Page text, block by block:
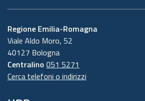
Regione Emilia-Romagna
Viale Aldo Moro, 52
40127 Bologna
Centralino 051 5271
Cerca telefoni o indirizzi